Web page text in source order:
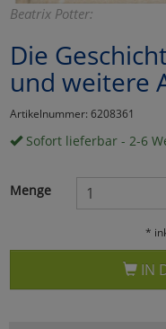
Beatrix Potter:
Die
und weitere
Artikelnummer: 6208361
Sofort lieferbar - 2-6
Menge
*
IN
Umfragetools